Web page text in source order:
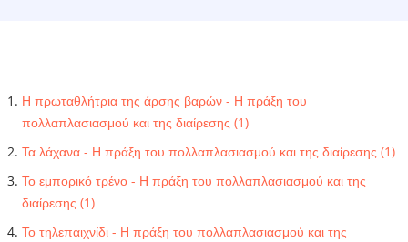
Η πρωταθλήτρια της άρσης βαρών - Η πράξη του
πολλαπλασιασμού και της διαίρεσης (1)
Τα λάχανα - Η πράξη του πολλαπλασιασμού και της διαίρεσης (1)
Το εμπορικό τρένο - Η πράξη του πολλαπλασιασμού και της
διαίρεσης (1)
Το τηλεπαιχνίδι - Η πράξη του πολλαπλασιασμού και της